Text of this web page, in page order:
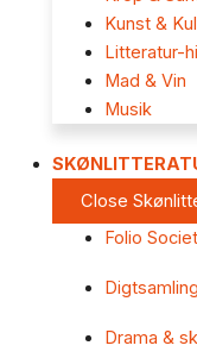
Kunst &
Litteratur-
Mad & Vin
Musik
Close
Folio
Drama &